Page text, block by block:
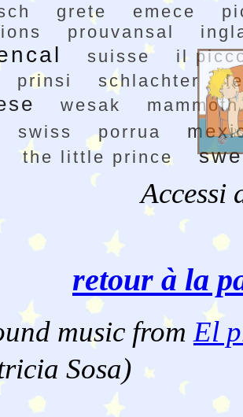
grete emece
prouvansal
suisse
il
prinsi schlachter
wesak mammoth
swiss porrua
the little prince
Accessi
retour à la
music from El
Sosa)